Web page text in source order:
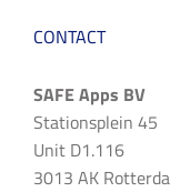
CONTACT
SAFE Apps BV
Stationsplein 45
Unit D1.116
3013 AK